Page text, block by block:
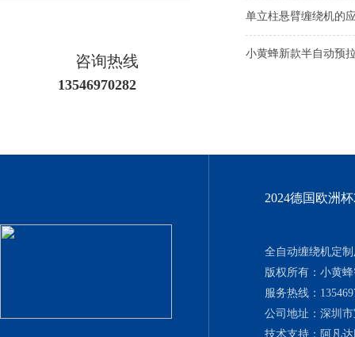
单立柱悬臂缠绕机的
小黄蜂新款半自动预
咨询热线
13546970282
2024德国欧洲
全自动缠绕机定
版权所有：小黄
服务热线：
公司地址：深圳
技术支持： 阿凡